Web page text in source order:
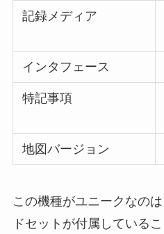
記録メディア
インタフェース
特記事項
地図バージョン
この機種がユニークなの
ドセットが付属している